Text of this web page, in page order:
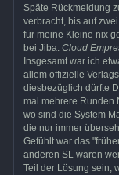
Späte Rückmeldung
verbracht, bis auf
für meine Kleine nix
bei Jiba: Cloud
Insgesamt war ich
allem offizielle
diesbezüglich dürfte
mal mehrere Runden
wo sind die System
die nur immer
Gefühlt war das
anderen SL waren
Teil der Lösung sein,